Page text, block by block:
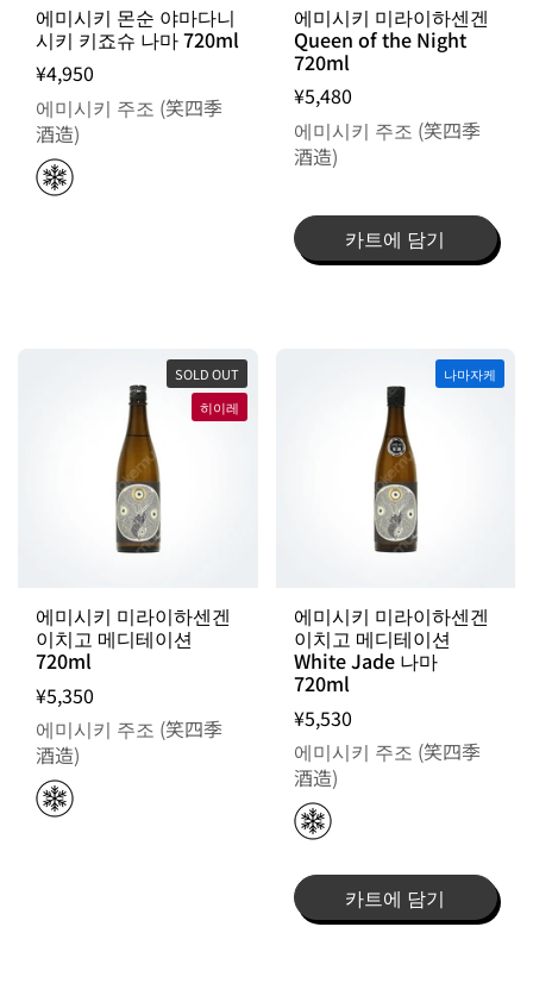
에미시키 몬순 야마다니
시키 키죠슈 나마 720ml
¥4,950
에미시키 주조 (笑四季
酒造)
에미시키 미라이하센겐
Queen of the Night
720ml
¥5,480
에미시키 주조 (笑四季
酒造)
카트에 담기
에미시키 미라이하센겐
이치고 메디테이션
720ml
¥5,350
에미시키 주조 (笑四季
酒造)
SOLD OUT
히이레
에미시키 미라이하센겐
이치고 메디테이션
White Jade 나마
720ml
¥5,530
에미시키 주조 (笑四季
酒造)
카트에 담기
나마자케